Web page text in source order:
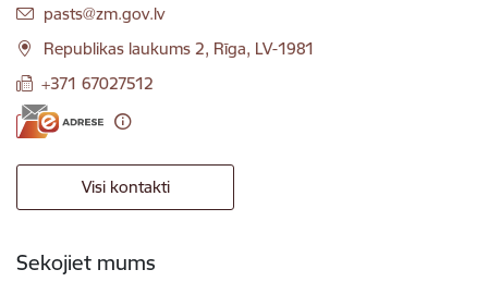
E-pasts:
pasts@zm.gov.lv
Republikas laukums 2, Rīga, LV-1981
+371 67027512
Visi kontakti
Sekojiet mums